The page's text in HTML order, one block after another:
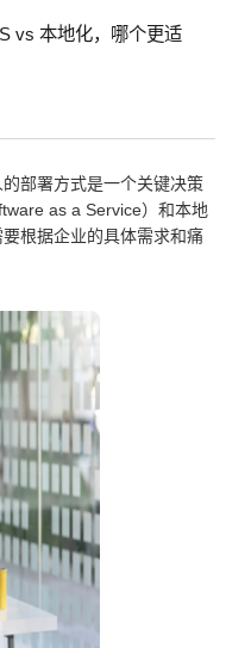
vs 本地化，哪个更适
部署方式是一个关键决策
as a Service）和本地
根据企业的具体需求和痛